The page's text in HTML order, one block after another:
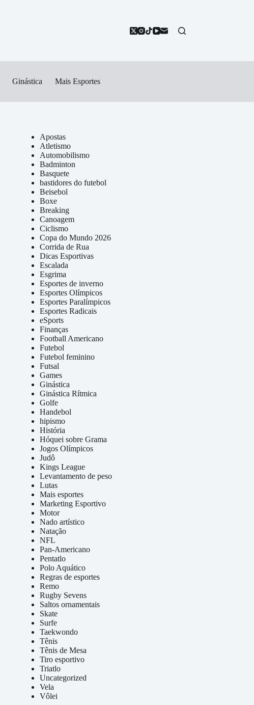
Ginástica Mais Esportes
Apostas
Atletismo
Automobilismo
Badminton
Basquete
bastidores do futebol
Beisebol
Boxe
Breaking
Canoagem
Ciclismo
Copa do Mundo 2026
Corrida de Rua
Dicas Esportivas
Escalada
Esgrima
Esportes de inverno
Esportes Olímpicos
Esportes Paralímpicos
Esportes Radicais
eSports
Finanças
Football Americano
Futebol
Futebol feminino
Futsal
Games
Ginástica
Ginástica Rítmica
Golfe
Handebol
hipismo
História
Hóquei sobre Grama
Jogos Olímpicos
Judô
Kings League
Levantamento de peso
Lutas
Mais esportes
Marketing Esportivo
Motor
Nado artístico
Natação
NFL
Pan-Americano
Pentatlo
Polo Aquático
Regras de esportes
Remo
Rugby Sevens
Saltos ornamentais
Skate
Surfe
Taekwondo
Tênis
Tênis de Mesa
Tiro esportivo
Triatlo
Uncategorized
Vela
Vôlei